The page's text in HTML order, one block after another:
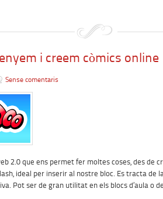
i creem còmics online
Sense comentaris
2.0 que ens permet fer moltes coses, des de
ideal per inserir al nostre bloc. Es tracta de
Pot ser de gran utilitat en els blocs d’aula o